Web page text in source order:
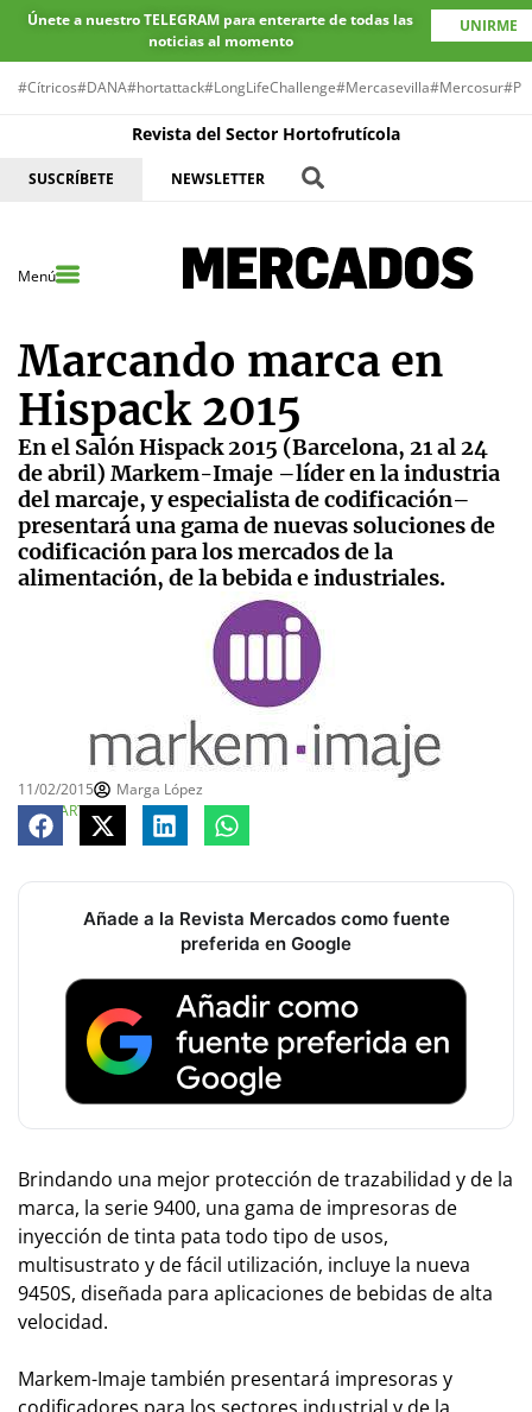
Únete a nuestro TELEGRAM para enterarte de todas las
noticias al momento
UNIRME
#Cítricos#DANA#hortattack#LongLifeChallenge#Mercasevilla#Mercosur
Revista del Sector Hortofrutícola
SUSCRÍBETE NEWSLETTER
Menú
Marcando marca en
Hispack 2015
En el Salón Hispack 2015 (Barcelona, 21 al 24
de abril) Markem-Imaje –líder en la industria
del marcaje, y especialista de codificación–
presentará una gama de nuevas soluciones de
codificación para los mercados de la
alimentación, de la bebida e industriales.
11/02/2015
Marga López
COMPARTE
Añade a la Revista Mercados como fuente
preferida en Google
Brindando una mejor protección de trazabilidad y de la
marca, la serie 9400, una gama de impresoras de
inyección de tinta pata todo tipo de usos,
multisustrato y de fácil utilización, incluye la nueva
9450S, diseñada para aplicaciones de bebidas de alta
velocidad.
Markem-Imaje también presentará impresoras y